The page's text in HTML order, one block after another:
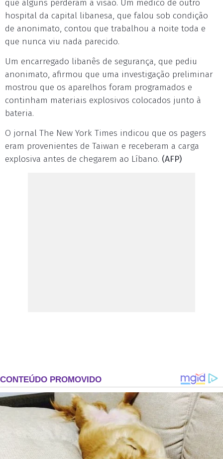
que alguns perderam a visão. Um médico de outro
hospital da capital libanesa, que falou sob condição
de anonimato, contou que trabalhou a noite toda e
que nunca viu nada parecido.
Um encarregado libanês de segurança, que pediu
anonimato, afirmou que uma investigação preliminar
mostrou que os aparelhos foram programados e
continham materiais explosivos colocados junto à
bateria.
O jornal The New York Times indicou que os pagers
eram provenientes de Taiwan e receberam a carga
explosiva antes de chegarem ao Líbano. (AFP)